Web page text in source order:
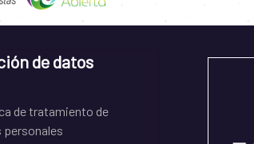
de datos
de tratamiento de
personales